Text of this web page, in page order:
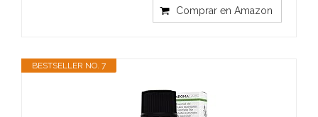
Comprar en Amazon
BESTSELLER NO. 7